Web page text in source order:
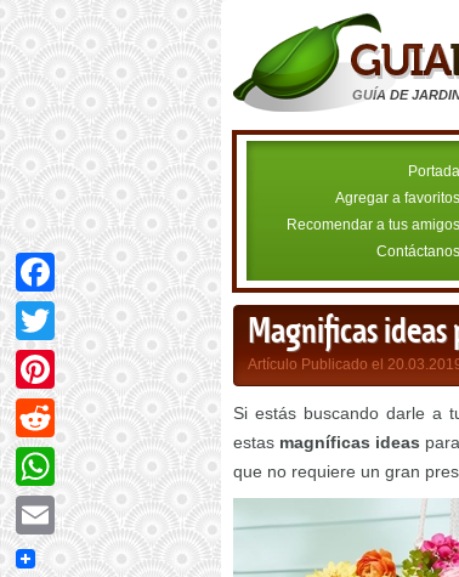
GUÍA DE
Portada
Agregar a favoritos
Recomendar a tus amigos
Contáctanos
Magnificas
Artículo Publicado el
Si estás buscando darle a
estas magníficas ideas
que no requiere un gran
Facebook
Twitter
Pinterest
Reddit
WhatsApp
Email